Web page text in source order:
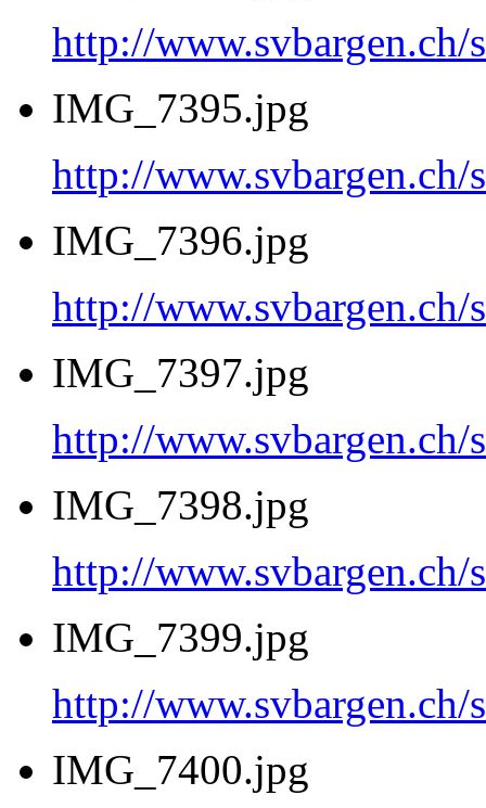
http://
IMG_7395.jpg
http://
IMG_7396.jpg
http://
IMG_7397.jpg
http://
IMG_7398.jpg
http://
IMG_7399.jpg
http://
IMG_7400.jpg